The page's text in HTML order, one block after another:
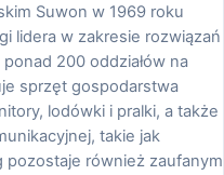
Suwon w 1969 roku
lidera w zakresie rozwiązań
200 oddziałów na
sprzęt gospodarstwa
lodówki i pralki, a także
takie jak
pozostaje również zaufanym